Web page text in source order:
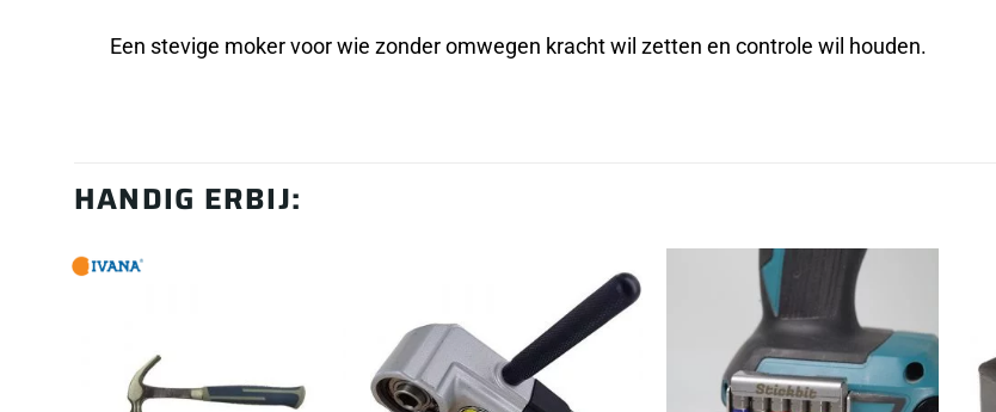
Een stevige moker voor wie zonder omwegen kracht wil zetten en controle wil houden.
HANDIG ERBIJ: